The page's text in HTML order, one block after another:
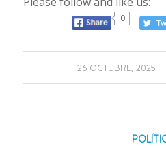
0
26 OCTUBRE, 2025
/